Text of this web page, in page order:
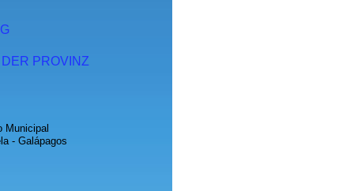
PROVINZ
Municipal
- Galápagos